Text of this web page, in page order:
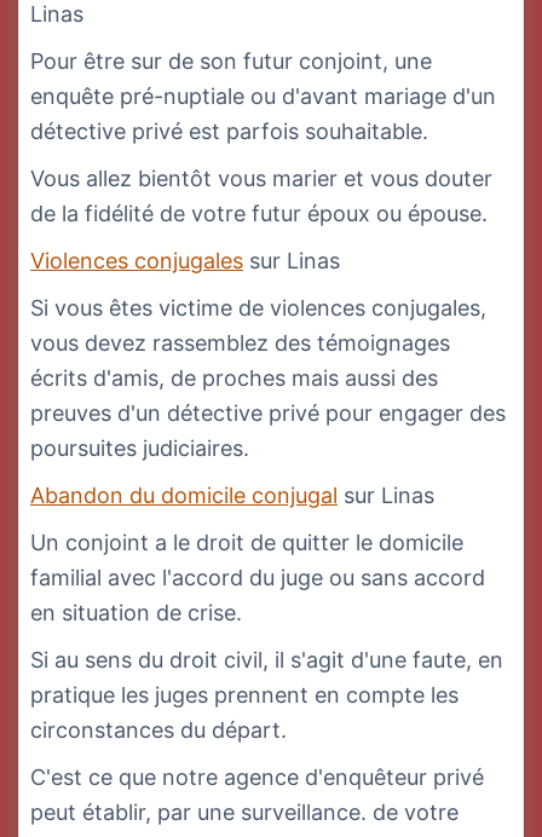
Linas
Pour être sur de son futur conjoint, une
enquête pré-nuptiale ou d'avant mariage d'un
détective privé est parfois souhaitable.
Vous allez bientôt vous marier et vous douter
de la fidélité de votre futur époux ou épouse.
Violences conjugales sur Linas
Si vous êtes victime de violences conjugales,
vous devez rassemblez des témoignages
écrits d'amis, de proches mais aussi des
preuves d'un détective privé pour engager des
poursuites judiciaires.
Abandon du domicile conjugal sur Linas
Un conjoint a le droit de quitter le domicile
familial avec l'accord du juge ou sans accord
en situation de crise.
Si au sens du droit civil, il s'agit d'une faute, en
pratique les juges prennent en compte les
circonstances du départ.
C'est ce que notre agence d'enquêteur privé
peut établir, par une surveillance. de votre